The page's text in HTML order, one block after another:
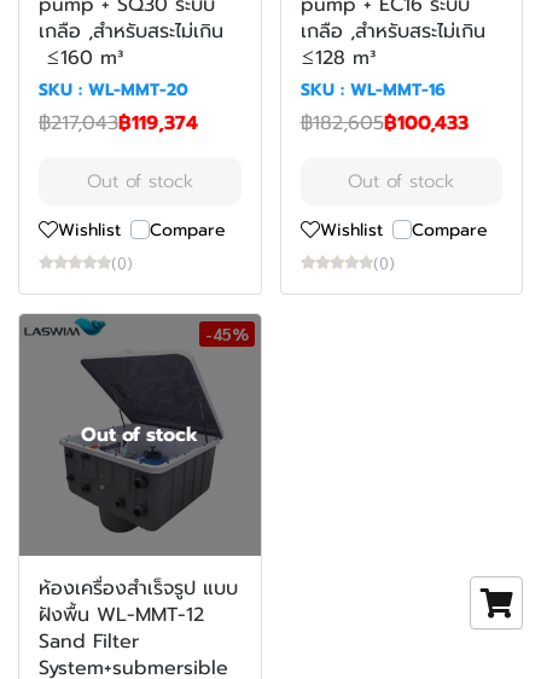
เกลือ ,สำหรับสระไม่เกิน
≤160 m³
SKU : WL-MMT-20
฿217,043฿119,374
Out of stock
Wishlist Compare
(0)
เกลือ ,สำหรับสระไม่เกิน
≤128 m³
SKU : WL-MMT-16
฿182,605฿100,433
Out of stock
Wishlist Compare
(0)
-45%
Out of stock
ห้องเครื่องสำเร็จรูป แบบ
ฝังพื้น WL-MMT-12
Sand Filter
System+submersible